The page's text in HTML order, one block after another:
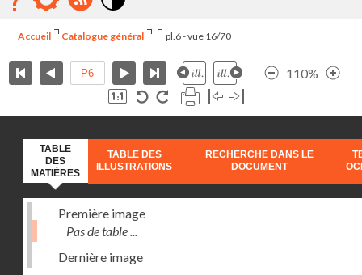
élévé
Accueil Catalogue général pl.6 - vue 16/70
110%
TABLE
DES
MATIÈRES
TABLE DES
ILLUSTRATIONS
RECHERCHE DANS LE
DOCUMENT
Première image
Pas de table ...
Dernière image